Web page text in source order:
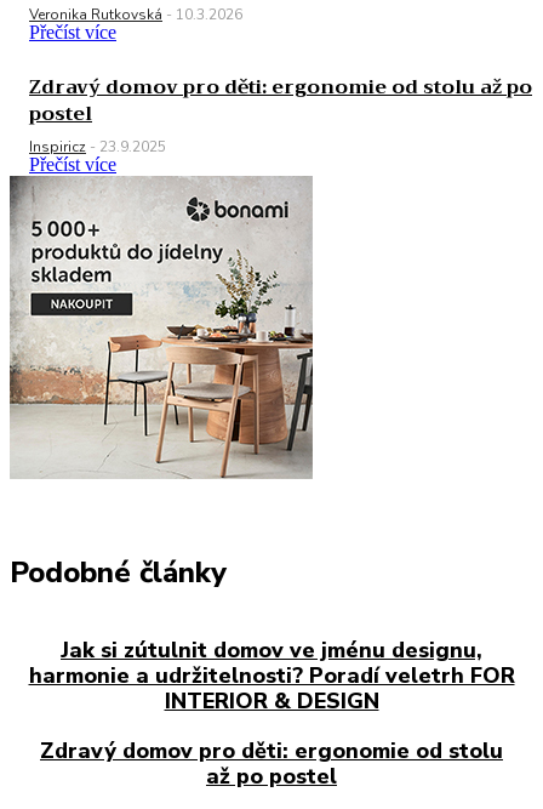
Veronika Rutkovská - 10.3.2026
Přečíst více
Zdravý domov pro děti: ergonomie od stolu až po
postel
Inspiricz - 23.9.2025
Přečíst více
Podobné články
Jak si zútulnit domov ve jménu designu,
harmonie a udržitelnosti? Poradí veletrh FOR
INTERIOR & DESIGN
Zdravý domov pro děti: ergonomie od stolu
až po postel